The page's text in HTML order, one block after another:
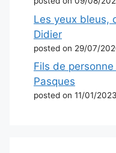
Les yeux bleus,
Didier
posted on 29/07/
Fils de
Pasques
posted on 11/01/2023